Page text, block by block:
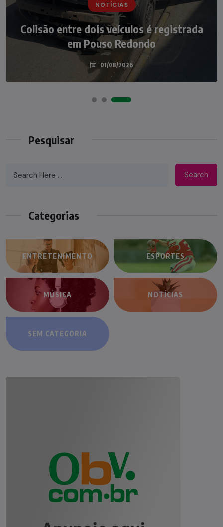
NOTÍCIAS
Colisão entre dois veículos é registrada
em Pouso Redondo
01/08/2026
Irmãos de 7 e 14 anos morrem
atropelados na BR-470 em Pouso
Redondo
04/08/2026
Pesquisar
Search
Categorias
ENTRETENIMENTO ESPORTES
MÚSICA NOTÍCIAS
SEM CATEGORIA